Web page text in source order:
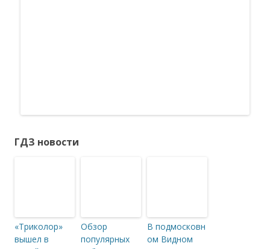
ГДЗ новости
«Триколор»
вышел в
Обзор
популярных
В подмосковн
ом Видном